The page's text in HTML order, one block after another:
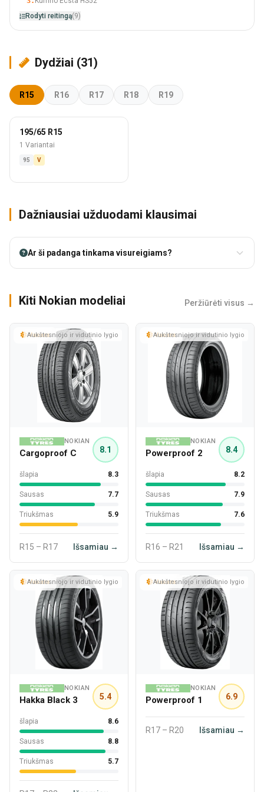
Rodyti reitingą(9)
Dydžiai (31)
R15 R16 R17 R18 R19
195/65 R15
1 Variantai
95 V
Dažniausiai užduodami klausimai
Ar ši padanga tinkama visureigiams?
Kiti Nokian modeliai Peržiūrėti visus →
Vasara
Aukštesniojo ir vidutinio lygio
NOKIAN
Cargoproof C 8.1
šlapia 8.3
Sausas 7.7
Triukšmas 5.9
R15 – R17 Išsamiau →
Vasara
Aukštesniojo ir vidutinio lygio
NOKIAN
Powerproof 2 8.4
šlapia 8.2
Sausas 7.9
Triukšmas 7.6
R16 – R21 Išsamiau →
Vasara
Aukštesniojo ir vidutinio lygio
NOKIAN
Hakka Black 3 5.4
šlapia 8.6
Sausas 8.8
Triukšmas 5.7
Vasara
Aukštesniojo ir vidutinio lygio
NOKIAN
Powerproof 1 6.9
R17 – R20 Išsamiau →